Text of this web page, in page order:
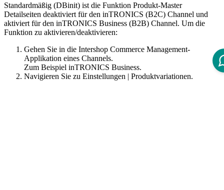
Standardmäßig (DBinit) ist die Funktion Produkt-Master
Detailseiten deaktiviert für den inTRONICS (B2C) Channel und
aktiviert für den inTRONICS Business (B2B) Channel. Um die
Funktion zu aktivieren/deaktivieren:
Gehen Sie in die Intershop Commerce Management-
Applikation eines Channels.
Zum Beispiel inTRONICS Business.
Navigieren Sie zu Einstellungen | Produktvariationen.